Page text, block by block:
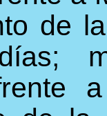
de